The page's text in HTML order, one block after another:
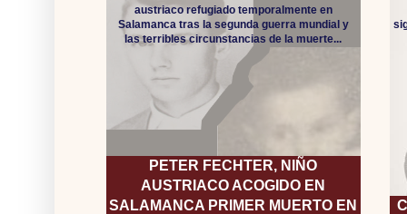
PETER FECHTER, NIÑO
AUSTRIACO ACOGIDO EN
SALAMANCA PRIMER MUERTO EN
austriaco refugiado temporalmente en
Salamanca tras la segunda guerra mundial y
las terribles circunstancias de la muerte...